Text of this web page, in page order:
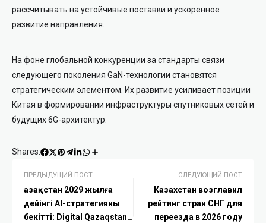
рассчитывать на устойчивые поставки и ускоренное
развитие направления.
На фоне глобальной конкуренции за стандарты связи
следующего поколения GaN-технологии становятся
стратегическим элементом. Их развитие усиливает позиции
Китая в формировании инфраструктуры спутниковых сетей и
будущих 6G-архитектур.
Shares:
ПРЕДЫДУЩИЙ ПОСТ
Қазақстан 2029 жылға
дейінгі AI-стратегияны
бекітті: Digital Qazaqstan
СЛЕДУЮЩИЙ ПОСТ
Казахстан возглавил
рейтинг стран СНГ для
переезда в 2026 году